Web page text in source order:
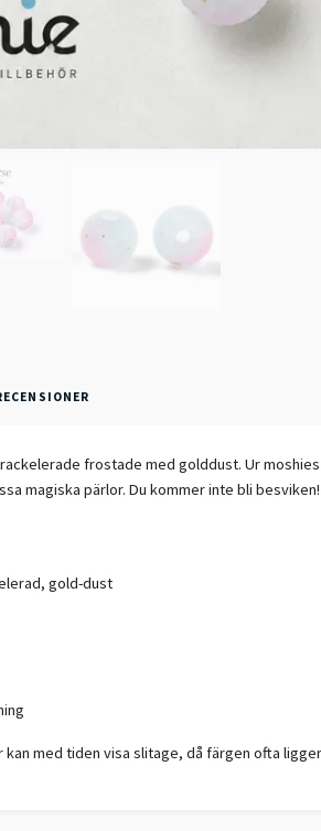
frostade med golddust. Ur
magiska pärlor. Du kommer inte bli besviken!
gold-dust
med tiden visa slitage, då färgen ofta